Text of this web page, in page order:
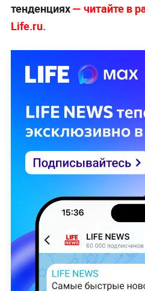
тенденциях— читайте в
Life.ru.